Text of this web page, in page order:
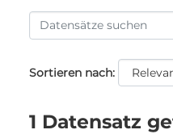
Sortieren nach
1 Datensatz